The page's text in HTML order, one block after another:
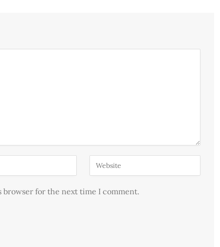
browser for the next time I comment.